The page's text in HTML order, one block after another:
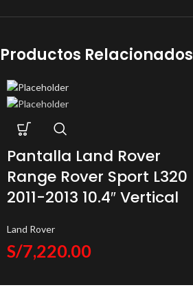
Productos Relacionados
Pantalla Land Rover
Range Rover Sport L320
2011-2013 10.4″ Vertical
Land Rover
S/7,220.00